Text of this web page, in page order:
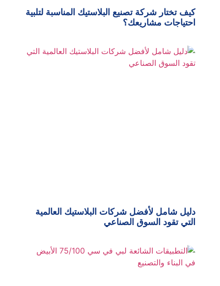
كيف تختار شركة تصنيع البلاستيك المناسبة لتلبية
احتياجات مشاريعك؟
دليل شامل لأفضل شركات البلاستيك العالمية
التي تقود السوق الصناعي